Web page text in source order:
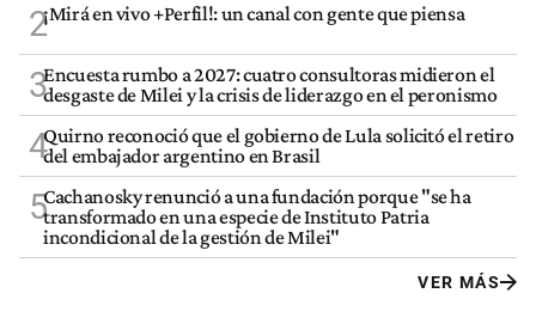
2¡Mirá en vivo +Perfil!: un canal con gente que piensa
3Encuesta rumbo a 2027: cuatro consultoras midieron el
desgaste de Milei y la crisis de liderazgo en el peronismo
4Quirno reconoció que el gobierno de Lula solicitó el retiro
del embajador argentino en Brasil
5Cachanosky renunció a una fundación porque "se ha
transformado en una especie de Instituto Patria
incondicional de la gestión de Milei"
VER MÁS